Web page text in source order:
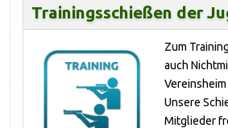
Trainingsschießen der
Zum
auch
Unsere
Mitglieder